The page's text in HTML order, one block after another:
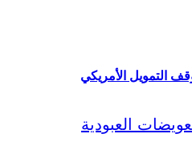
التمويل الأمريكي